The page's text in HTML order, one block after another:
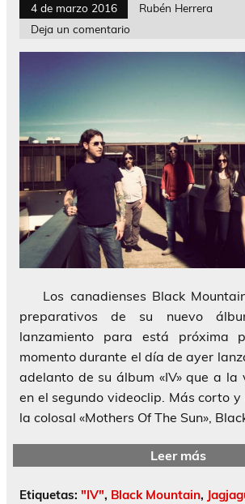
4 de marzo 2016
Rubén Herrera
Deja un comentario
Los canadienses Black
preparativos de su nuevo
lanzamiento para está próxima
momento durante el día de ayer
adelanto de su álbum «IV» que a la
en el segundo videoclip. Más corto
la colosal «Mothers Of The Sun»,
Leer más
Etiquetas: "IV", Black Mountain,